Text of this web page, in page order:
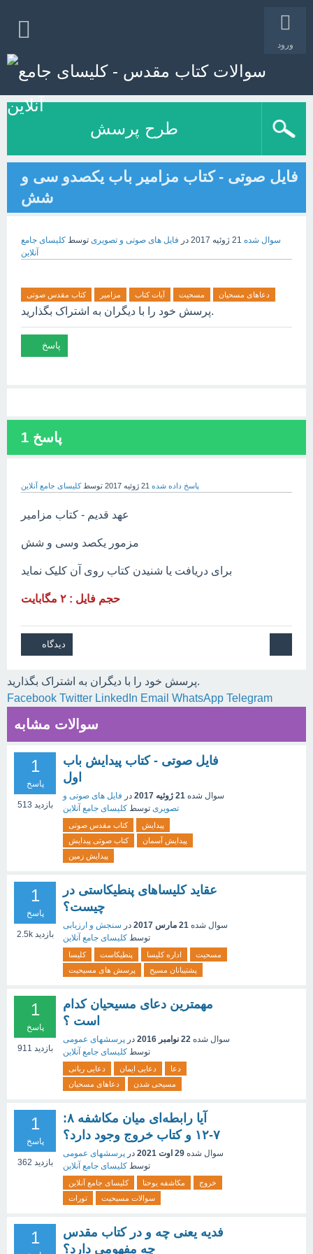
ورود
طرح پرسش
فایل صوتی - کتاب مزامیر باب یکصدو سی و
شش
سوال شده 21 ژوئیه 2017 در فایل های صوتی و تصویری توسط کلیسای جامع
آنلاین
کتاب مقدس صوتی مزامیر آیات کتاب مسحیت دعاهای مسحیان
پرسش خود را با دیگران به اشتراک بگذارید.
1 پاسخ
پاسخ داده شده 21 ژوئیه 2017 توسطکلیسای جامع آنلاین
مزمور یکصد وسی و شش
برای دریافت یا شنیدن کتاب روی آن کلیک نماید
حجم فایل : ۲ مگابایت
پرسش خود را با دیگران به اشتراک بگذارید.
Facebook Twitter LinkedIn Email WhatsApp Telegram
سوالات مشابه
1
پاسخ
513 بازدید
فایل صوتی - کتاب پیدایش باب
اول
سوال شده 21 ژوئیه 2017 در فایل های صوتی و
تصویری توسط کلیسای جامع آنلاین
کتاب مقدس صوتی
پیدایش
کتاب صوتی پیدایش
پیدایش آسمان
پیدایش زمین
1
پاسخ
2.5k بازدید
عقايد کليساهای پنطيکاستی در
چیست؟
سوال شده 21 مارس 2017 در سنجش و ارزیابی
توسط کلیسای جامع آنلاین
کلیسا پنطیکاست اداره کلیسا
مسحیت
پرسش های مسیحیت
پشتیبانان مسیح
1
پاسخ
911 بازدید
مهمترین دعای مسیحیان کدام
است ؟
سوال شده 22 نوامبر 2016 در پرسشهای عمومی
توسط کلیسای جامع آنلاین
دعایی ربانی دعایی ایمان
دعا
دعاهای مسحیان
مسیحی شدن
1
پاسخ
362 بازدید
آیا رابطه‌ای میان مکاشفه ۸:
۷-۱۲ و کتاب خروج وجود دارد؟
سوال شده 29 اوت 2021 در پرسشهای عمومی
توسط کلیسای جامع آنلاین
کلیسای جامع آنلاین مکاشفه یوحنا
خروج
تورات
سوالات مسیحیت
1
فدیه یعنی چه و در کتاب مقدس
چه مفهومی دارد؟